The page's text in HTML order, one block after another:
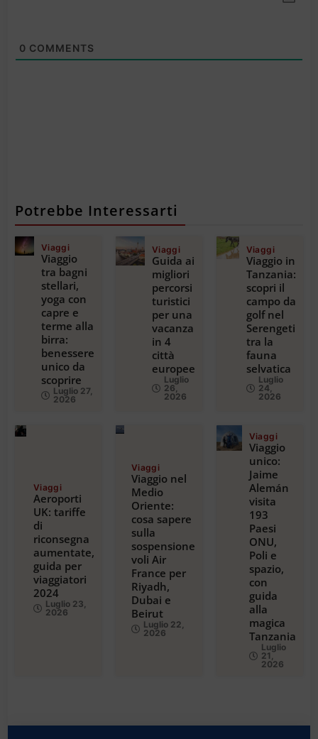
0 COMMENTS
Potrebbe Interessarti
Viaggi
Viaggio
tra bagni
stellari,
yoga con
capre e
terme alla
birra:
benessere
unico da
scoprire
Luglio 27,
2026
Viaggi
Guida ai
migliori
percorsi
turistici
per una
vacanza
in 4
città
europee
Luglio
26,
2026
Viaggi
Viaggio in
Tanzania:
scopri il
campo da
golf nel
Serengeti
tra la
fauna
selvatica
Luglio
24,
2026
Viaggi
Aeroporti
UK: tariffe
di
riconsegna
aumentate,
guida per
viaggiatori
2024
Luglio 23,
2026
Viaggi
Viaggio nel
Medio
Oriente:
cosa sapere
sulla
sospensione
voli Air
France per
Riyadh,
Dubai e
Beirut
Luglio 22,
2026
Viaggi
Viaggio
unico:
Jaime
Alemán
visita
193
Paesi
ONU,
Poli e
spazio,
con
guida
alla
magica
Tanzania
Luglio
21,
2026